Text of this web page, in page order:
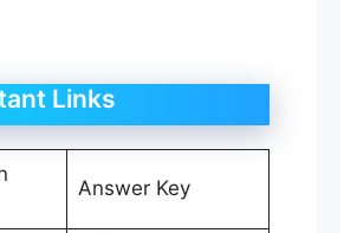
Links
Answer Key